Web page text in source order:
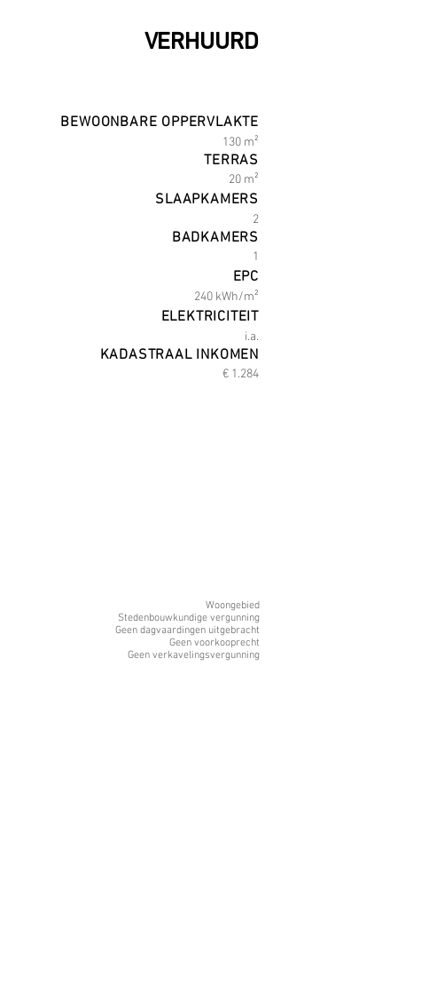
VERHUURD
BEWOONBARE OPPERVLAKTE
130 m²
TERRAS
20 m²
SLAAPKAMERS
2
BADKAMERS
1
EPC
240 kWh/m²
ELEKTRICITEIT
i.a.
KADASTRAAL INKOMEN
€ 1.284
Woongebied
Stedenbouwkundige vergunning
Geen dagvaardingen uitgebracht
Geen voorkooprecht
Geen verkavelingsvergunning